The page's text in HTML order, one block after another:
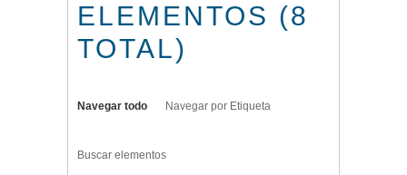
ELEMENTOS (8
TOTAL)
Navegar todo Navegar por Etiqueta
Buscar elementos